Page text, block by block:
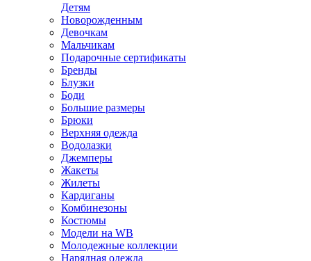
Детям
Новорожденным
Девочкам
Мальчикам
Подарочные сертификаты
Бренды
Блузки
Боди
Большие размеры
Брюки
Верхняя одежда
Водолазки
Джемперы
Жакеты
Жилеты
Кардиганы
Комбинезоны
Костюмы
Модели на WB
Молодежные коллекции
Нарядная одежда